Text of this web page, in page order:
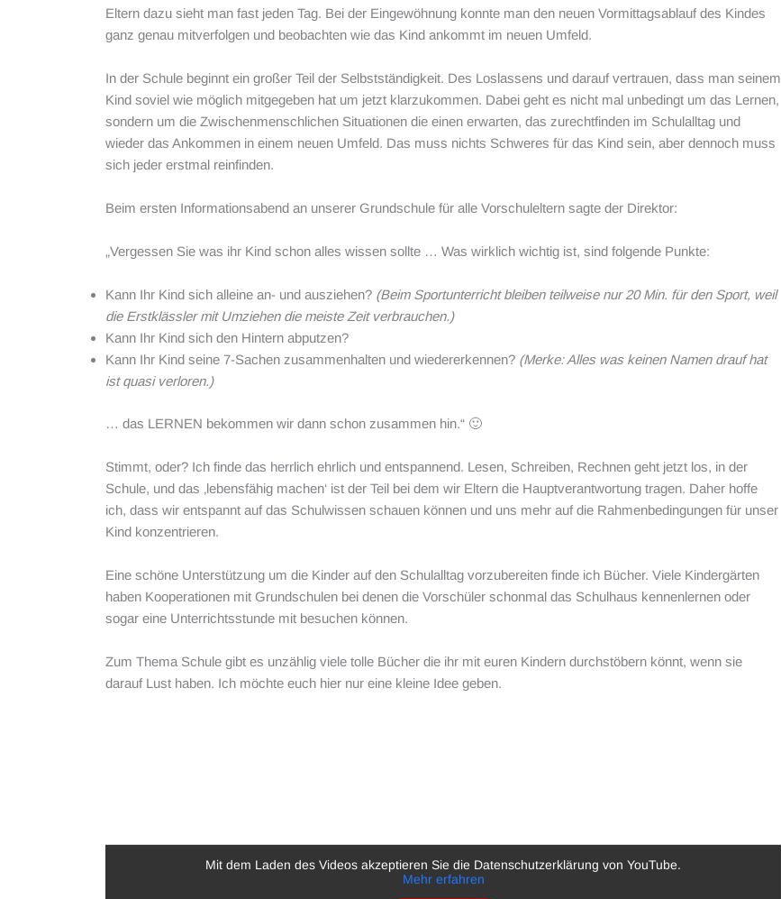
Eltern dazu sieht man fast jeden Tag. Bei der Eingewöhnung konnte man den neuen Vormittagsablauf des Kindes
ganz genau mitverfolgen und beobachten wie das Kind ankommt im neuen Umfeld.
In der Schule beginnt ein großer Teil der Selbstständigkeit. Des Loslassens und darauf vertrauen, dass man seinem
Kind soviel wie möglich mitgegeben hat um jetzt klarzukommen. Dabei geht es nicht mal unbedingt um das Lernen,
sondern um die Zwischenmenschlichen Situationen die einen erwarten, das zurechtfinden im Schulalltag und
wieder das Ankommen in einem neuen Umfeld. Das muss nichts Schweres für das Kind sein, aber dennoch muss
sich jeder erstmal reinfinden.
Beim ersten Informationsabend an unserer Grundschule für alle Vorschuleltern sagte der Direktor:
„Vergessen Sie was ihr Kind schon alles wissen sollte … Was wirklich wichtig ist, sind folgende Punkte:
Kann Ihr Kind sich alleine an- und ausziehen? (Beim Sportunterricht bleiben teilweise nur 20 Min. für den Sport, weil
die Erstklässler mit Umziehen die meiste Zeit verbrauchen.)
Kann Ihr Kind sich den Hintern abputzen?
Kann Ihr Kind seine 7-Sachen zusammenhalten und wiedererkennen? (Merke: Alles was keinen Namen drauf hat
ist quasi verloren.)
… das LERNEN bekommen wir dann schon zusammen hin.“ 🙂
Stimmt, oder? Ich finde das herrlich ehrlich und entspannend. Lesen, Schreiben, Rechnen geht jetzt los, in der
Schule, und das ‚lebensfähig machen‘ ist der Teil bei dem wir Eltern die Hauptverantwortung tragen. Daher hoffe
ich, dass wir entspannt auf das Schulwissen schauen können und uns mehr auf die Rahmenbedingungen für unser
Kind konzentrieren.
Eine schöne Unterstützung um die Kinder auf den Schulalltag vorzubereiten finde ich Bücher. Viele Kindergärten
haben Kooperationen mit Grundschulen bei denen die Vorschüler schonmal das Schulhaus kennenlernen oder
sogar eine Unterrichtsstunde mit besuchen können.
Zum Thema Schule gibt es unzählig viele tolle Bücher die ihr mit euren Kindern durchstöbern könnt, wenn sie
darauf Lust haben. Ich möchte euch hier nur eine kleine Idee geben.
Mit dem Laden des Videos akzeptieren Sie die Datenschutzerklärung von YouTube.
Mehr erfahren